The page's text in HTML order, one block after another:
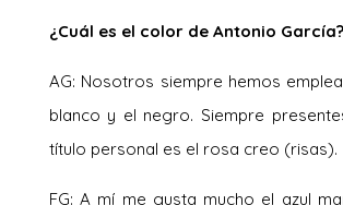
¿Cuál es el color de Antonio García?
AG: Nosotros siempre hemos
blanco y el negro. Siempre
título personal es el rosa creo (risas).
FG: A mí me gusta mucho el azul